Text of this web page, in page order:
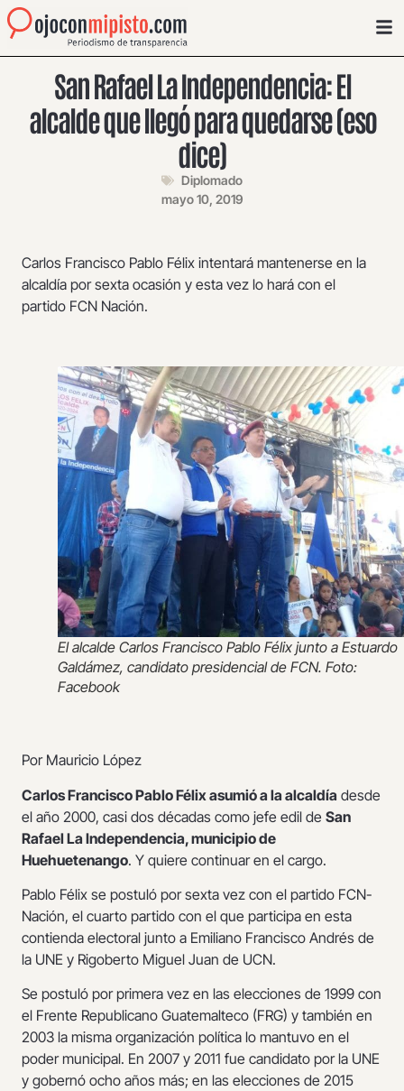
San Rafael La Independencia: El
alcalde que llegó para quedarse (eso
dice)
Diplomado
mayo 10, 2019
Carlos Francisco Pablo Félix intentará mantenerse en la
alcaldía por sexta ocasión y esta vez lo hará con el
partido FCN Nación.
El alcalde Carlos Francisco Pablo Félix junto a Estuardo
Galdámez, candidato presidencial de FCN. Foto:
Facebook
Por Mauricio López
Carlos Francisco Pablo Félix asumió a la alcaldía desde
el año 2000, casi dos décadas como jefe edil de San
Rafael La Independencia, municipio de
Huehuetenango. Y quiere continuar en el cargo.
Pablo Félix se postuló por sexta vez con el partido FCN-
Nación, el cuarto partido con el que participa en esta
contienda electoral junto a Emiliano Francisco Andrés de
la UNE y Rigoberto Miguel Juan de UCN.
Se postuló por primera vez en las elecciones de 1999 con
el Frente Republicano Guatemalteco (FRG) y también en
2003 la misma organización política lo mantuvo en el
poder municipal. En 2007 y 2011 fue candidato por la UNE
y gobernó ocho años más; en las elecciones de 2015